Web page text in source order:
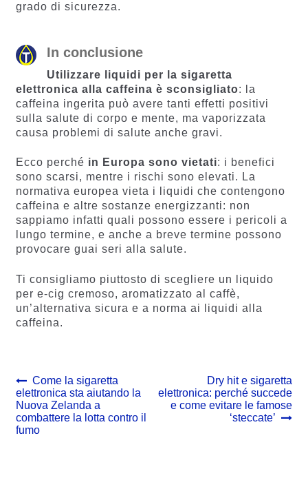
grado di sicurezza.
In conclusione
Utilizzare liquidi per la sigaretta
elettronica alla caffeina è sconsigliato: la
caffeina ingerita può avere tanti effetti positivi
sulla salute di corpo e mente, ma vaporizzata
causa problemi di salute anche gravi.
Ecco perché in Europa sono vietati: i benefici
sono scarsi, mentre i rischi sono elevati. La
normativa europea vieta i liquidi che contengono
caffeina e altre sostanze energizzanti: non
sappiamo infatti quali possono essere i pericoli a
lungo termine, e anche a breve termine possono
provocare guai seri alla salute.
Ti consigliamo piuttosto di scegliere un liquido
per e-cig cremoso, aromatizzato al caffè,
un’alternativa sicura e a norma ai liquidi alla
caffeina.
Navigazione
articoli
Previous
post:
Come la sigaretta
elettronica sta aiutando la
Nuova Zelanda a
combattere la lotta contro il
fumo
Next
post:
Dry hit e sigaretta
elettronica: perché succede
e come evitare le famose
‘steccate’